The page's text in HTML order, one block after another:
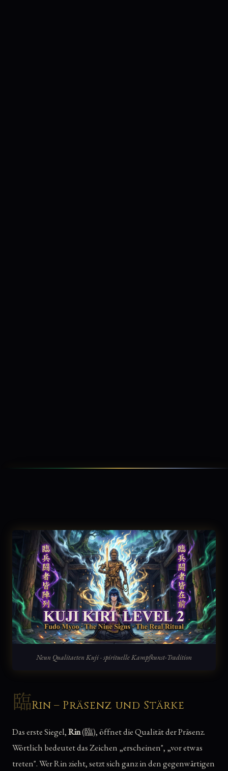
Neun Qualitaeten Kuji · spirituelle Kampfkunst-Tradition
臨Rin – Präsenz und Stärke
Das erste Siegel,Rin(臨), öffnet die Qualität der Präsenz.
Wörtlich bedeutet das Zeichen „erscheinen", „vor etwas
treten". Wer Rin zieht, setzt sich ganz in den gegenwärtigen